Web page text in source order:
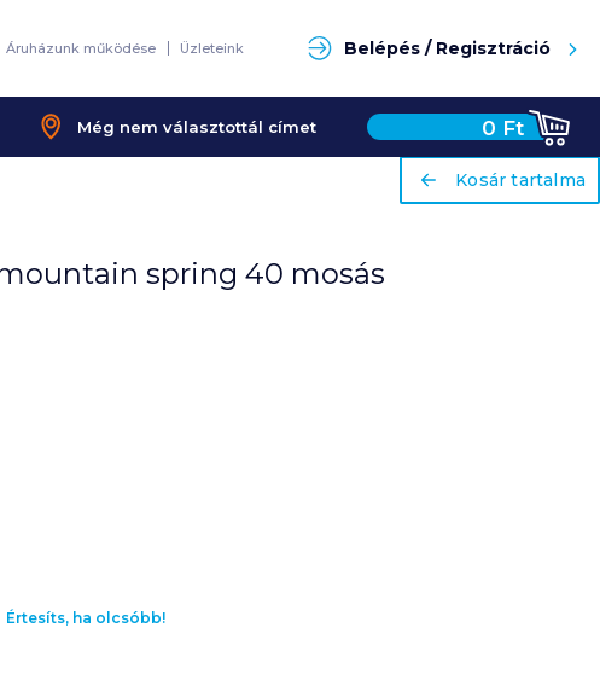
Áruházunk működése Üzleteink Belépés / Regisztráció
Még nem választottál címet 0 Ft
ariaLabel
Kosár tartalma
spring 40 mosás
Értesíts, ha olcsóbb!